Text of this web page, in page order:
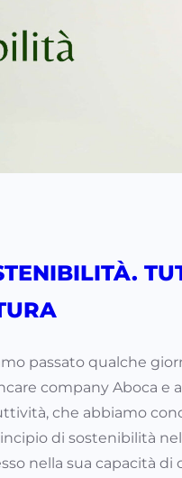
passato qualche
company Aboca e
che abbiamo
di sostenibilità
nella sua capacità di